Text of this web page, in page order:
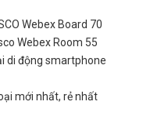
Webex Board 70
Webex Room 55
di động smartphone
mới nhất, rẻ nhất